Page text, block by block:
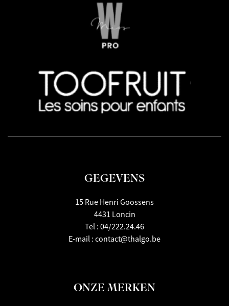
GEGEVENS
15 Rue Henri Goossens
4431 Loncin
Tel : 04/222.24.46
E-mail : contact@thalgo.be
ONZE MERKEN